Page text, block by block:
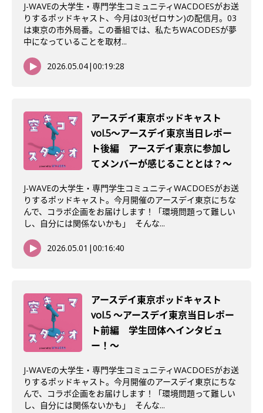
J-WAVEの大学生・専門学生コミュニティWACDOESがお送
りするポッドキャスト、今月は03(ゼロサン)の配信月。03
は東京の市外局番。この番組では、私たちWACODESが夢
中になっていることを取材...
2026.05.04|00:19:28
アースデイ東京ポッドキャスト
vol.5〜アースデイ東京当日レポー
ト後編 アースデイ東京に参加し
てメンバーが感じることとは？〜
J-WAVEの大学生・専門学生コミュニティWACDOESがお送
りするポッドキャスト。今月開催のアースデイ東京にちな
んで、コラボ企画をお届けします！「環境問題って難しい
し、自分には関係ないかも」 そんな...
2026.05.01 |00:16:40
アースデイ東京ポッドキャスト
vol.5 〜アースデイ東京当日レポー
ト前編 学生団体へインタビュ
ー！〜
J-WAVEの大学生・専門学生コミュニティWACDOESがお送
りするポッドキャスト。今月開催のアースデイ東京にちな
んで、コラボ企画をお届けします！「環境問題って難しい
し、自分には関係ないかも」 そんな...